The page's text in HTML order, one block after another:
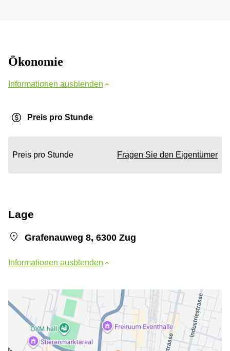
Ökonomie
Informationen ausblenden
Preis pro Stunde
Preis pro Stunde Fragen Sie den Eigentümer
Lage
Grafenauweg 8, 6300 Zug
Informationen ausblenden